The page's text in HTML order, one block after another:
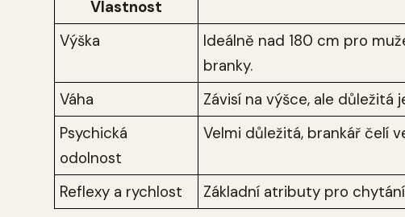
Vlastnost
Výška
Ideálně nad 180 cm pro
branky.
Váha
Závisí na výšce, ale důležitá
Psychická
odolnost
Velmi důležitá, brankář čelí
Reflexy a rychlost Základní atributy pro